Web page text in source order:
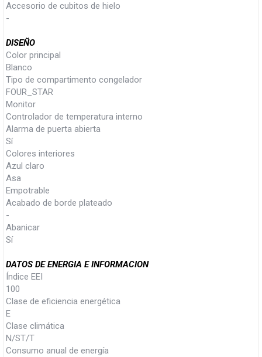
Accesorio de cubitos de hielo
-
DISEÑO
Color principal
Blanco
Tipo de compartimento congelador
FOUR_STAR
Monitor
Controlador de temperatura interno
Alarma de puerta abierta
Sí
Colores interiores
Azul claro
Asa
Empotrable
Acabado de borde plateado
-
Abanicar
Sí
DATOS DE ENERGIA E INFORMACION
Índice EEI
100
Clase de eficiencia energética
E
Clase climática
N/ST/T
Consumo anual de energía